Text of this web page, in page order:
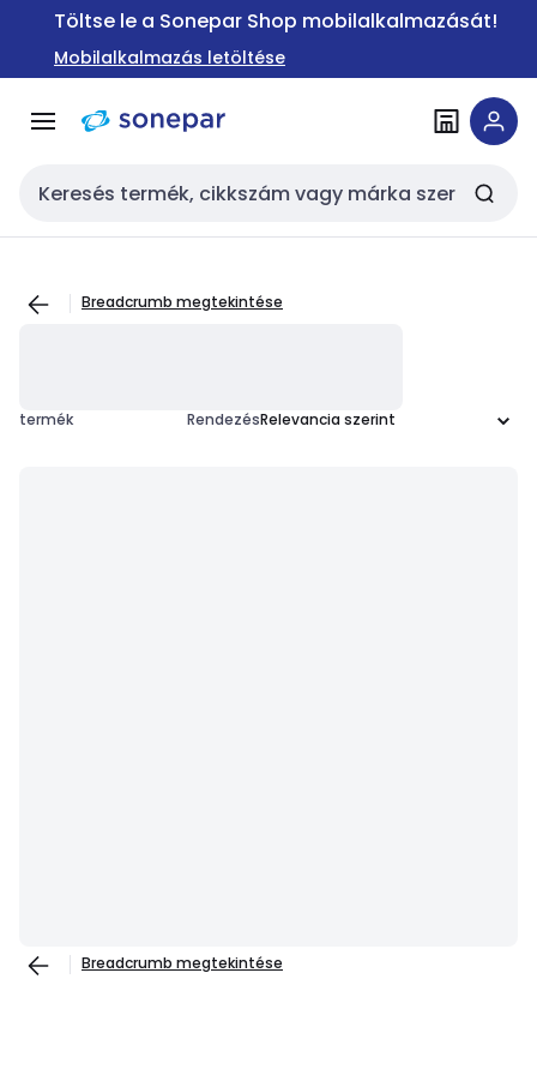
Ugrás a
Ugrás a
tartalomra
Töltse le a Sonepar Shop mobilalkalmazását!
Mobilalkalmazás letöltése
Keresési bemenet
Breadcrumb megtekintése
termék Rendezés
Breadcrumb megtekintése